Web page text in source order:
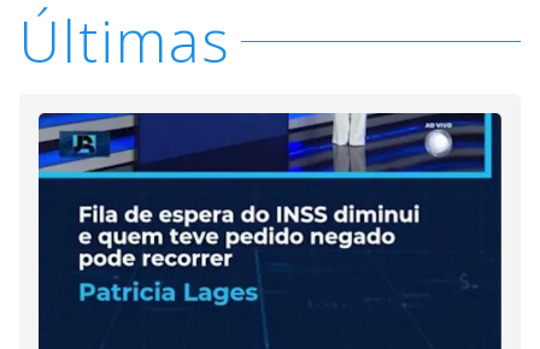
Últimas